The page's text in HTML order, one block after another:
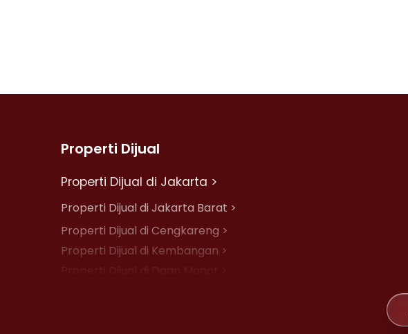
Properti Dijual
Properti Dijual di Jakarta >
Properti Dijual di Jakarta Barat >
Properti Dijual di Cengkareng >
Properti Dijual di Kembangan >
Properti Dijual di Daan Mogot >